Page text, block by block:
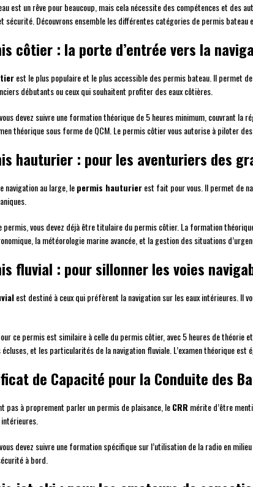
est un rêve pour beaucoup, mais cela nécessite des compétences et
sécurité. Découvrons ensemble les différentes catégories de permis bateau
côtier : la porte d’entrée vers la
est le plus populaire et le plus accessible des permis bateau. Il permet de
débutants ou ceux qui souhaitent profiter des eaux côtières.
devez suivre une formation théorique de 5 heures minimum, couvrant
théorique sous forme de QCM. Le permis côtier vous autorise à piloter
hauturier : pour les aventuriers des
navigation au large, lepermis hauturierest fait pour vous. Il permet de
permis, vous devez déjà être titulaire du permis côtier. La formation
la météorologie marine avancée, et la gestion des situations
fluvial : pour sillonner les voies
est destiné à ceux qui préfèrent la navigation sur les eaux intérieures. Il
ce permis est similaire à celle du permis côtier, avec 5 heures de théorie
et les particularités de la navigation fluviale. L’examen théorique est
de Capacité pour la Conduite des
pas à proprement parler un permis de plaisance, leCRR mérite d’être
devez suivre une formation spécifique sur l’utilisation de la radio en
à bord.